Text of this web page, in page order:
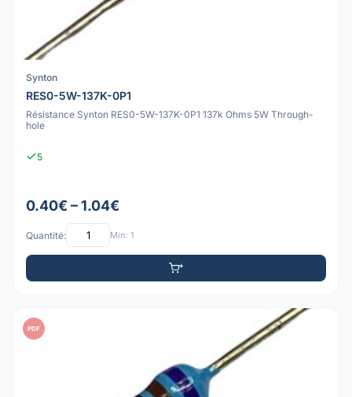
Synton
RES0-5W-137K-0P1
Résistance Synton RES0-5W-137K-0P1 137k Ohms 5W Through-
hole
5
0.40€ – 1.04€
Quantité: Min: 1
PDF